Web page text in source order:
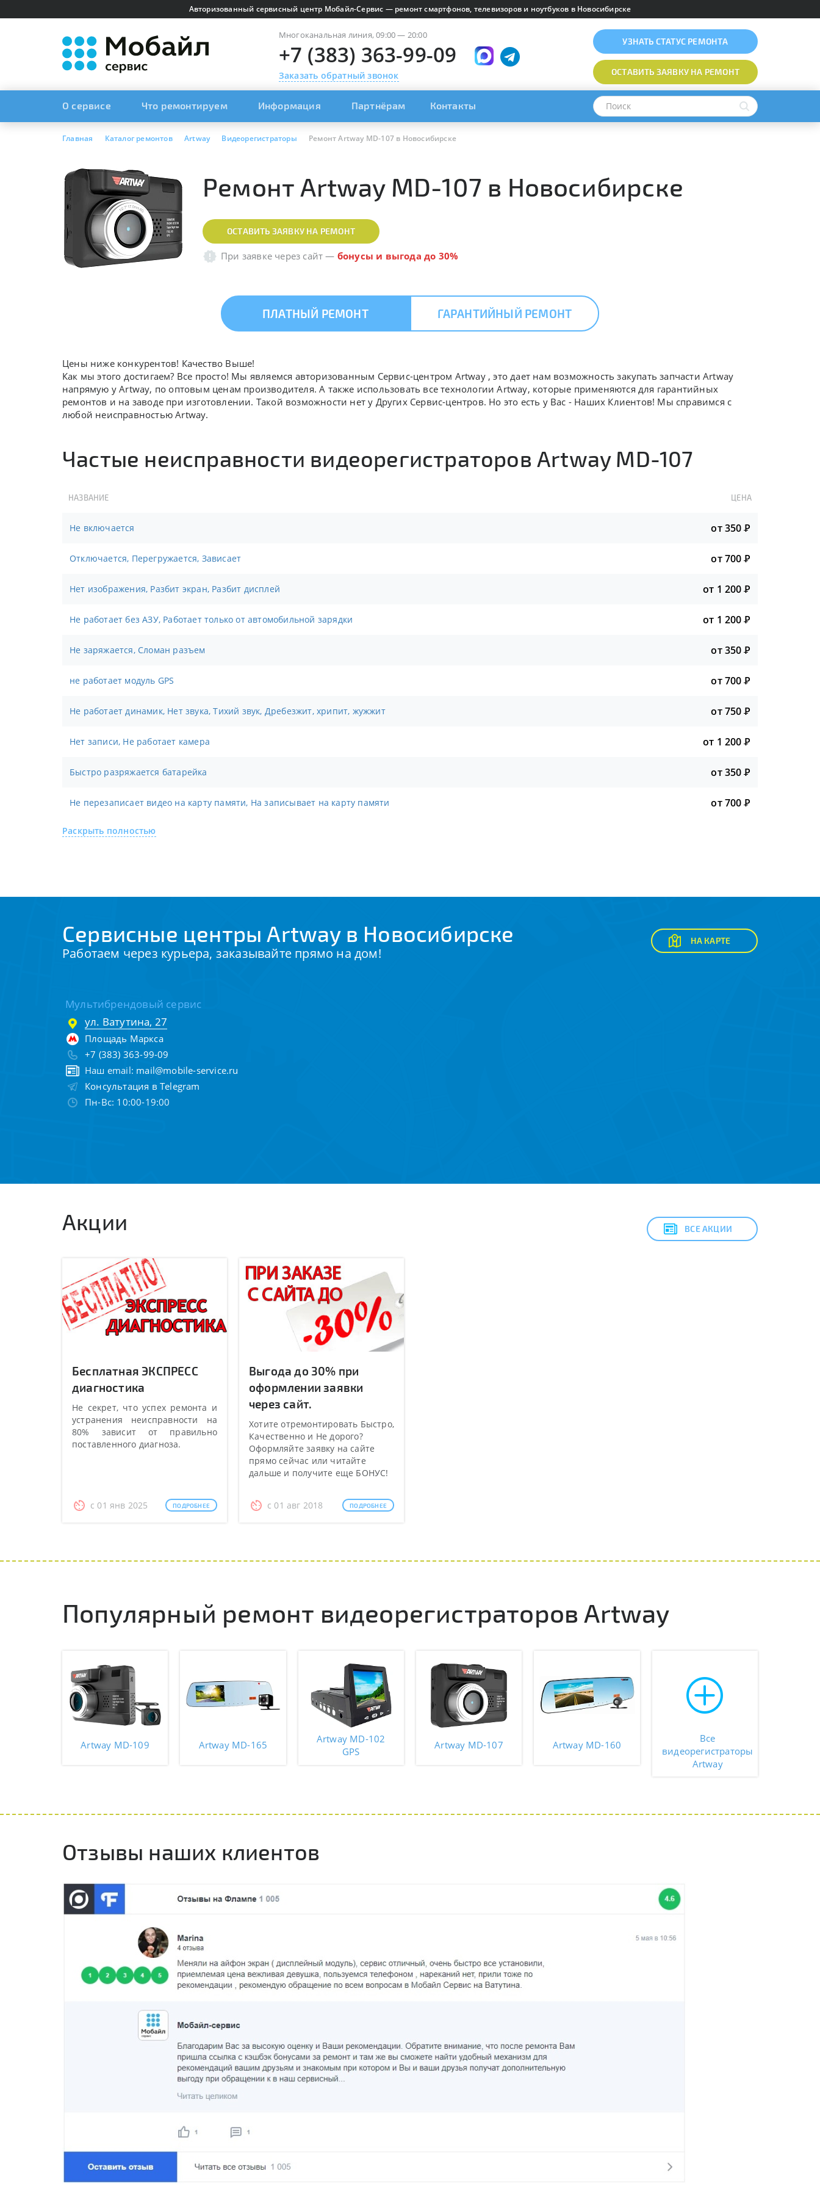
Авторизованный сервисный центр Мобайл-Сервис — ремонт смартфонов, телевизоров и ноутбуков в Новосибирске
Многоканальная линия, 09:00 — 20:00
+7 (383) 363-99-09
Заказать обратный звонок
УЗНАТЬ СТАТУС РЕМОНТА
ОСТАВИТЬ ЗАЯВКУНА РЕМОНТ
О сервисе Что ремонтируем Информация Партнёрам Контакты
Главная Каталог ремонтов Artway Видеорегистраторы Ремонт Artway MD-107 в Новосибирске
Ремонт Artway MD-107 в Новосибирске
ОСТАВИТЬ ЗАЯВКУ НА РЕМОНТ
При заявке через сайт — бонусы и выгода до 30%
ПЛАТНЫЙ РЕМОНТ ГАРАНТИЙНЫЙ РЕМОНТ
Цены ниже конкурентов! Качество Выше!
Как мы этого достигаем? Все просто! Мы являемся авторизованным Сервис-центром Artway , это дает нам возможность закупать запчасти Artway
напрямую у Artway, по оптовым ценам производителя. А также использовать все технологии Artway, которые применяются для гарантийных
ремонтов и на заводе при изготовлении. Такой возможности нет у Других Сервис-центров. Но это есть у Вас - Наших Клиентов! Мы справимся с
любой неисправностью Artway.
Частые неисправности видеорегистраторов Artway MD-107
НАЗВАНИЕ ЦЕНА
Не включается от 350Р
Отключается, Перегружается, Зависает от 700Р
Нет изображения, Разбит экран, Разбит дисплей от 1 200Р
Не работает без АЗУ, Работает только от автомобильной зарядки от 1 200Р
Не заряжается, Сломан разъем от 350Р
не работает модуль GPS от 700Р
Не работает динамик, Нет звука, Тихий звук, Дребезжит, хрипит, жужжит от 750Р
Нет записи, Не работает камера от 1 200Р
Быстро разряжается батарейка от 350Р
Не перезаписает видео на карту памяти, На записывает на карту памяти от 700Р
Раскрыть полностью
Сервисные центры Artway в Новосибирске
Работаем через курьера, заказывайте прямо на дом!
НА КАРТЕ
Мультибрендовый сервис
ул. Ватутина, 27
Площадь Маркса
+7 (383) 363-99-09
Наш email: mail@mobile-service.ru
Консультация в Telegram
Пн-Вс: 10:00-19:00
Акции ВСЕ АКЦИИ
Бесплатная ЭКСПРЕСС
диагностика
Не секрет, что успех ремонта и
устранения неисправности на
80% зависит от правильно
поставленного диагноза.
с 01 янв 2025 ПОДРОБНЕЕ
Выгода до 30% при
оформлении заявки
через сайт.
Хотите отремонтировать Быстро,
Качественно и Не дорого?
Оформляйте заявку на сайте
прямо сейчас или читайте
дальше и получите еще БОНУС!
с 01 авг 2018 ПОДРОБНЕЕ
Популярный ремонт видеорегистраторов Artway
Artway MD-109 Artway MD-165
Artway MD-102
GPS
Artway MD-107 Artway MD-160
Все
видеорегистраторы
Artway
Отзывы наших клиентов